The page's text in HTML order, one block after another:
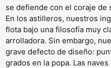
se defiende con el coraje de
En los astilleros, nuestros
flota bajo una filosofía muy
arrolladora. Sin embargo,
grave defecto de diseño:
grados en la popa. Las